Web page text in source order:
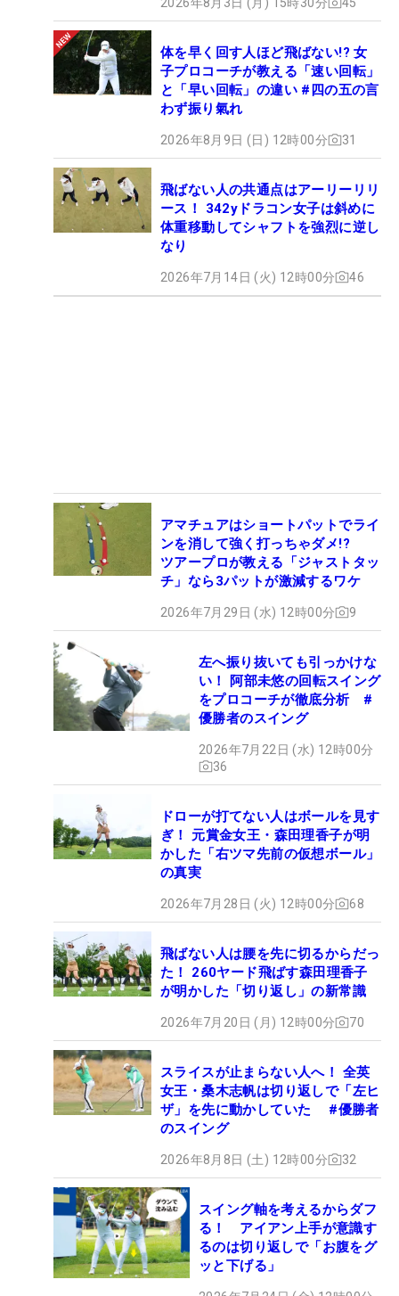
体を早く回す人ほど飛ばない!? 女
子プロコーチが教える「速い回転」
と「早い回転」の違い #四の五の言
わず振り氣れ
2026年8月9日 (日) 12時00分 31
飛ばない人の共通点はアーリーリリ
ース！ 342yドラコン女子は斜めに
体重移動してシャフトを強烈に逆し
なり
2026年7月14日 (火) 12時00分 46
アマチュアはショートパットでライ
ンを消して強く打っちゃダメ!?
ツアープロが教える「ジャストタッ
チ」なら3パットが激減するワケ
2026年7月29日 (水) 12時00分 9
左へ振り抜いても引っかけな
い！ 阿部未悠の回転スイング
をプロコーチが徹底分析 #
優勝者のスイング
2026年7月22日 (水) 12時00分
36
ドローが打てない人はボールを見す
ぎ！ 元賞金女王・森田理香子が明
かした「右ツマ先前の仮想ボール」
の真実
2026年7月28日 (火) 12時00分 68
飛ばない人は腰を先に切るからだっ
た！ 260ヤード飛ばす森田理香子
が明かした「切り返し」の新常識
2026年7月20日 (月) 12時00分 70
スライスが止まらない人へ！ 全英
女王・桑木志帆は切り返しで「左ヒ
ザ」を先に動かしていた #優勝者
のスイング
2026年8月8日 (土) 12時00分 32
スイング軸を考えるからダフ
る！ アイアン上手が意識す
るのは切り返しで「お腹をグ
ッと下げる」